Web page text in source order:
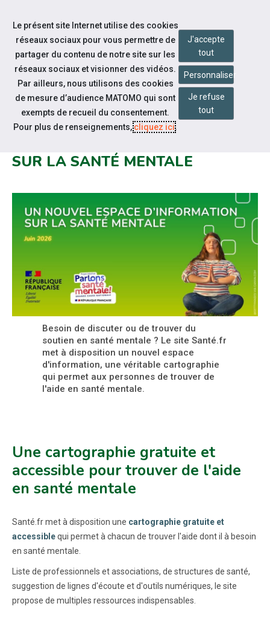
Aller au contenu
Actualités
SANTÉ.FR MET À DISPOSITION UN
SUR LA SANTÉ MENTALE
Besoin de discuter ou de trouver du
soutien en santé mentale ? Le site Santé.fr
met à disposition un nouvel espace
d'information, une véritable cartographie
qui permet aux personnes de trouver de
l'aide en santé mentale.
Une cartographie gratuite et
accessible pour trouver de l'aide
en santé mentale
Santé.fr met à disposition une cartographie gratuite et
accessiblequi permet à chacun de trouver l'aide dont il à besoin
en santé mentale.
Liste de professionnels et associations, de structures de santé,
suggestion de lignes d'écoute et d'outils numériques, le site
propose de multiples ressources indispensables.
Le présent site Internet utilise des cookies
réseaux sociaux pour vous permettre de
partager du contenu de notre site sur les
réseaux sociaux et visionner des vidéos.
Par ailleurs, nous utilisons des cookies
de mesure d’audience MATOMO qui sont
exempts de recueil du consentement.
Pour plus de renseignements,cliquez ici.
J'accepte
tout
Personnaliser
Je refuse
tout